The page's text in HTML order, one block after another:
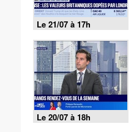
Le 21/07 à 17h
Le 20/07 à 18h